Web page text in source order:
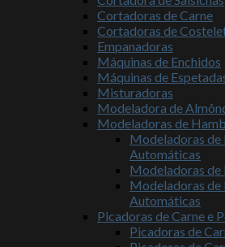
Cortadoras de Carne
Cortadoras de
Empanadoras
Máquinas de Enchidos
Máquinas de
Misturadoras
Modeladora de
Modeladoras de
Modeladoras de
Automáticas
Modeladoras de
Modeladoras de
Automáticas
Picadoras de Carne e
Picadoras de